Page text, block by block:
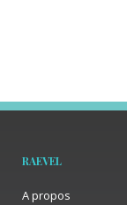
RAEVEL
A propos